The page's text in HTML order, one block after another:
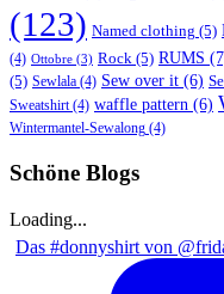
(123) Named clothing (5)
(4) Ottobre (3) Rock (5) RUMS
(5) Sewlala (4) Sew over it (6)
Sweatshirt(4) waffle pattern (6)
Wintermantel-Sewalong (4)
Schöne Blogs
Loading...
Das #donnyshirt von